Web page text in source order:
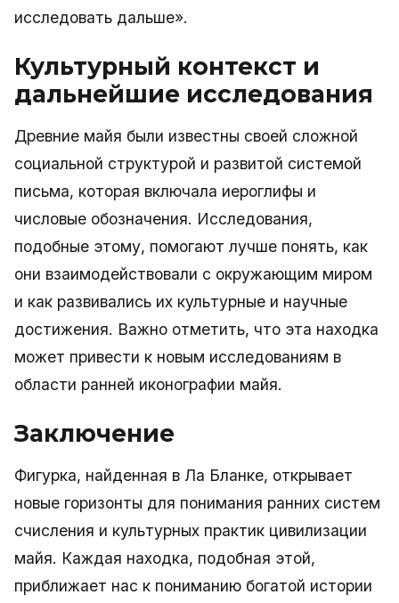
исследовать дальше».
Культурный контекст и
дальнейшие исследования
Древние майя были известны своей сложной
социальной структурой и развитой системой
письма, которая включала иероглифы и
числовые обозначения. Исследования,
подобные этому, помогают лучше понять, как
они взаимодействовали с окружающим миром
и как развивались их культурные и научные
достижения. Важно отметить, что эта находка
может привести к новым исследованиям в
области ранней иконографии майя.
Заключение
Фигурка, найденная в Ла Бланке, открывает
новые горизонты для понимания ранних систем
счисления и культурных практик цивилизации
майя. Каждая находка, подобная этой,
приближает нас к пониманию богатой истории